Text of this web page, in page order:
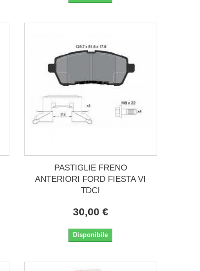
PASTIGLIE FRENO
ANTERIORI FORD FIESTA VI
TDCI
30,00 €
Disponibile